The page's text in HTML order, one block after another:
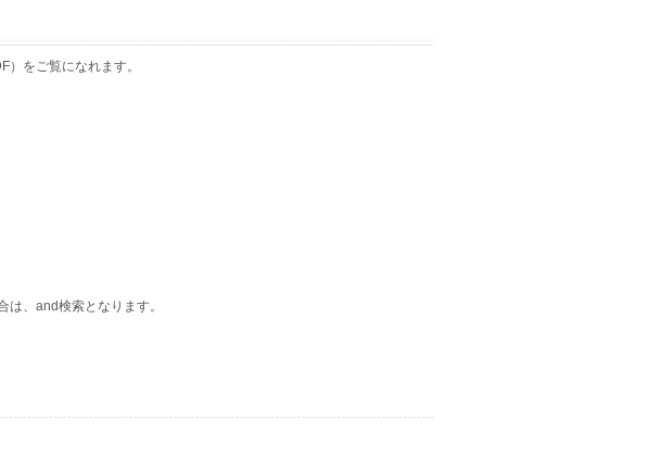
をご覧になれます。
、and検索となります。